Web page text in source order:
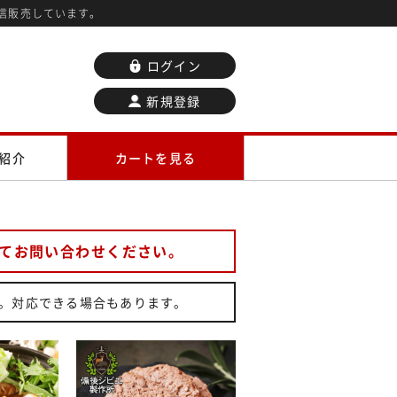
売しています。
ログイン
新規登録
介 カートを見る
問い合わせください。
対応できる場合もあります。